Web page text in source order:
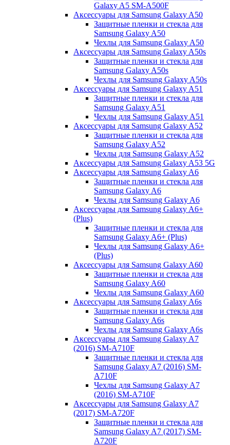
Galaxy A5 SM-A500F
Аксессуары для Samsung Galaxy A50
Защитные пленки и стекла для
Samsung Galaxy A50
Чехлы для Samsung Galaxy A50
Аксессуары для Samsung Galaxy A50s
Защитные пленки и стекла для
Samsung Galaxy A50s
Чехлы для Samsung Galaxy A50s
Аксессуары для Samsung Galaxy A51
Защитные пленки и стекла для
Samsung Galaxy A51
Чехлы для Samsung Galaxy A51
Аксессуары для Samsung Galaxy A52
Защитные пленки и стекла для
Samsung Galaxy A52
Чехлы для Samsung Galaxy A52
Аксессуары для Samsung Galaxy A53 5G
Аксессуары для Samsung Galaxy A6
Защитные пленки и стекла для
Samsung Galaxy A6
Чехлы для Samsung Galaxy A6
Аксессуары для Samsung Galaxy A6+
(Plus)
Защитные пленки и стекла для
Samsung Galaxy A6+ (Plus)
Чехлы для Samsung Galaxy A6+
(Plus)
Аксессуары для Samsung Galaxy A60
Защитные пленки и стекла для
Samsung Galaxy A60
Чехлы для Samsung Galaxy A60
Аксессуары для Samsung Galaxy A6s
Защитные пленки и стекла для
Samsung Galaxy A6s
Чехлы для Samsung Galaxy A6s
Аксессуары для Samsung Galaxy A7
(2016) SM-A710F
Защитные пленки и стекла для
Samsung Galaxy A7 (2016) SM-
A710F
Чехлы для Samsung Galaxy A7
(2016) SM-A710F
Аксессуары для Samsung Galaxy A7
(2017) SM-A720F
Защитные пленки и стекла для
Samsung Galaxy A7 (2017) SM-
A720F